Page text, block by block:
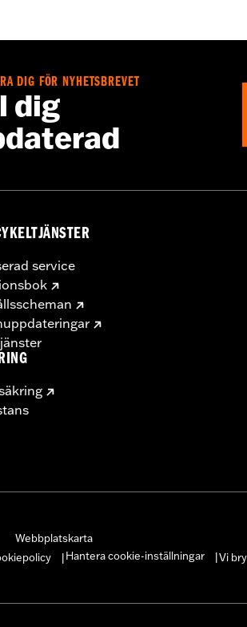
for full details
DIG FÖR NYHETSBREVET
dig
service
Webbplatskarta
Hantera cookie-inställningar Vi